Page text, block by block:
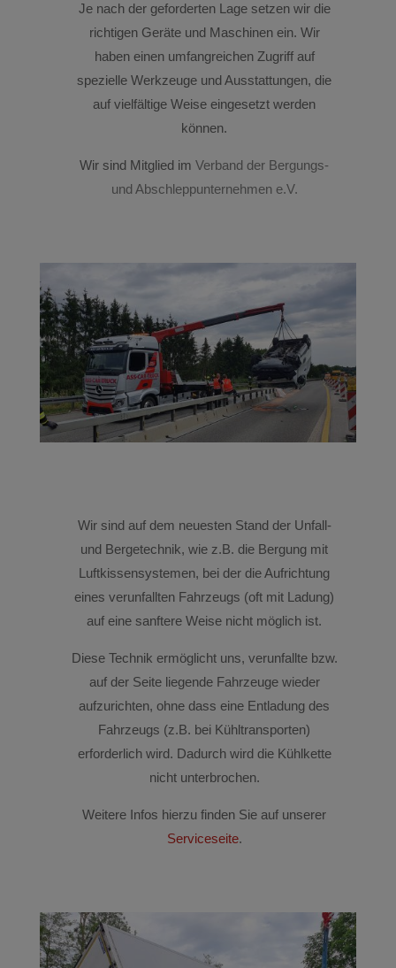
Je nach der geforderten Lage setzen wir die
richtigen Geräte und Maschinen ein. Wir
haben einen umfangreichen Zugriff auf
spezielle Werkzeuge und Ausstattungen, die
auf vielfältige Weise eingesetzt werden
können.
Wir sind Mitglied imVerband der Bergungs-
und Abschleppunternehmen e.V.
Wir sind auf dem neuesten Stand der Unfall-
und Bergetechnik, wie z.B. die Bergung mit
Luftkissensystemen, bei der die Aufrichtung
eines verunfallten Fahrzeugs (oft mit Ladung)
auf eine sanftere Weise nicht möglich ist.
Diese Technik ermöglicht uns, verunfallte bzw.
auf der Seite liegende Fahrzeuge wieder
aufzurichten, ohne dass eine Entladung des
Fahrzeugs (z.B. bei Kühltransporten)
erforderlich wird. Dadurch wird die Kühlkette
nicht unterbrochen.
Weitere Infos hierzu finden Sie auf unserer
Serviceseite.